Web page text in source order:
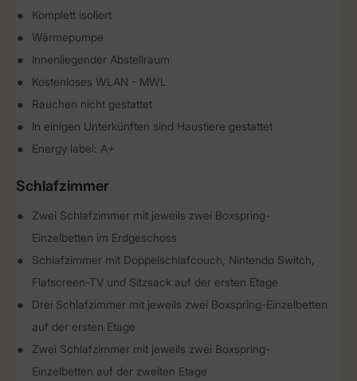
Komplett isoliert
Wärmepumpe
Innenliegender Abstellraum
Kostenloses WLAN - MWL
Rauchen nicht gestattet
In einigen Unterkünften sind Haustiere gestattet
Energy label: A+
Schlafzimmer
Zwei Schlafzimmer mit jeweils zwei Boxspring-
Einzelbetten im Erdgeschoss
Schlafzimmer mit Doppelschlafcouch, Nintendo Switch,
Flatscreen-TV und Sitzsack auf der ersten Etage
Drei Schlafzimmer mit jeweils zwei Boxspring-Einzelbetten
auf der ersten Etage
Zwei Schlafzimmer mit jeweils zwei Boxspring-
Einzelbetten auf der zweiten Etage